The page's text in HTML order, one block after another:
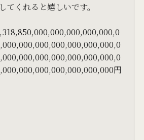
てくれると嬉しいです。
円